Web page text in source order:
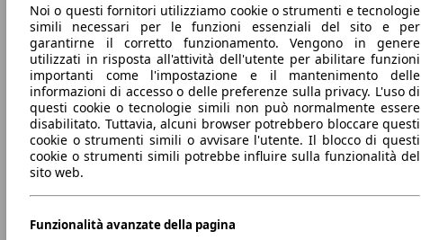
Noi o questi fornitori utilizziamo cookie o strumenti e tecnologie
simili necessari per le funzioni essenziali del sito e per
garantirne il corretto funzionamento. Vengono in genere
utilizzati in risposta all'attività dell'utente per abilitare funzioni
importanti come l'impostazione e il mantenimento delle
informazioni di accesso o delle preferenze sulla privacy. L'uso di
questi cookie o tecnologie simili non può normalmente essere
disabilitato. Tuttavia, alcuni browser potrebbero bloccare questi
cookie o strumenti simili o avvisare l'utente. Il blocco di questi
cookie o strumenti simili potrebbe influire sulla funzionalità del
sito web.
Funzionalità avanzate della pagina